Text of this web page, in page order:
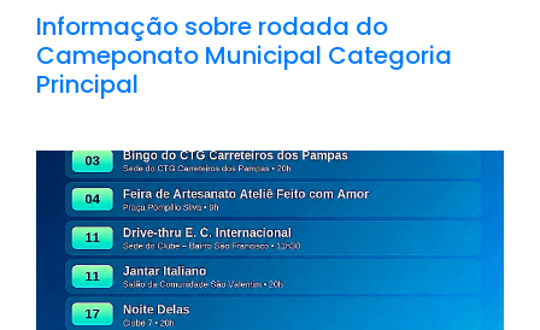
Informação sobre rodada do
Cameponato Municipal Categoria
Principal